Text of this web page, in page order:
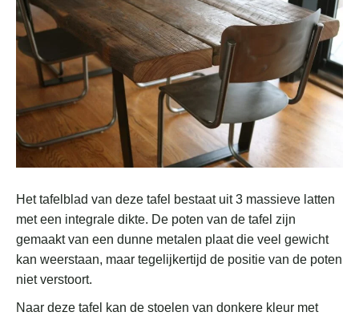
Het tafelblad van deze tafel bestaat uit 3 massieve latten
met een integrale dikte. De poten van de tafel zijn
gemaakt van een dunne metalen plaat die veel gewicht
kan weerstaan, maar tegelijkertijd de positie van de poten
niet verstoort.
Naar deze tafel kan de stoelen van donkere kleur met